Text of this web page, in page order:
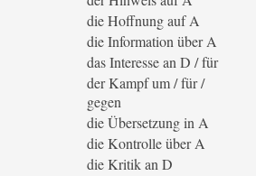
die Hoffnung auf A
die Information über A
das Interesse an D / für
der Kampf um / für /
gegen
die Übersetzung in A
die Kontrolle über A
die Kritik an D